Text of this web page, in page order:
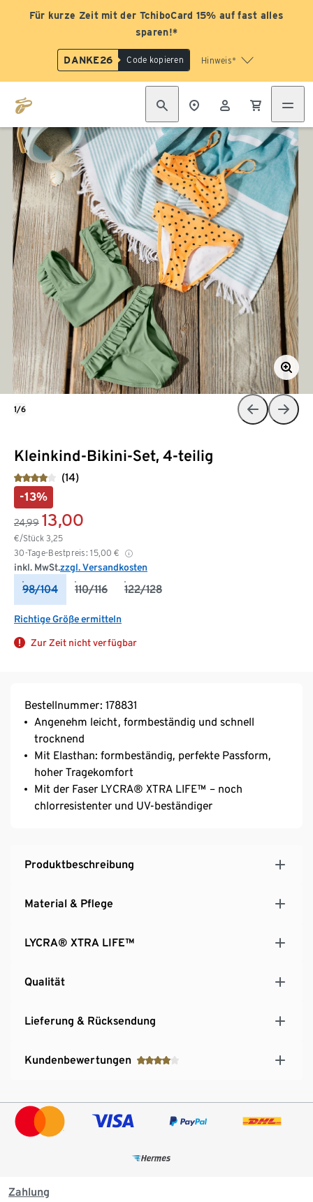
Für kurze Zeit mit der TchiboCard 15% auf fast alles
sparen!*
DANKE26 Code kopieren Hinweis*
Kleinkind-Bikini-Set, 4-teilig
(14)
-13%
24,99 13,00
€/Stück 3,25
30-Tage-Bestpreis: 15,00 €
inkl. MwSt.zzgl. Versandkosten
98/104 110/116 122/128
Richtige Größe ermitteln
Zur Zeit nicht verfügbar
1/6
Bestellnummer: 178831
Angenehm leicht, formbeständig und schnell
trocknend
Mit Elasthan: formbeständig, perfekte Passform,
hoher Tragekomfort
Mit der Faser LYCRA® XTRA LIFE™ – noch
chlorresistenter und UV-beständiger
Produktbeschreibung
Material & Pflege
LYCRA® XTRA LIFE™
Qualität
Lieferung & Rücksendung
Kundenbewertungen
Zahlung